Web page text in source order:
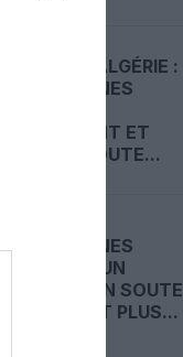
FRANCE–ALGÉRIE :
ASL AIRLINES
TOUSSAINT ET
CHOUCHOUTE...
ASL AIRLINES
FRANCE : UN
BAGAGE EN SOUTE
OFFERT ET PLUS...